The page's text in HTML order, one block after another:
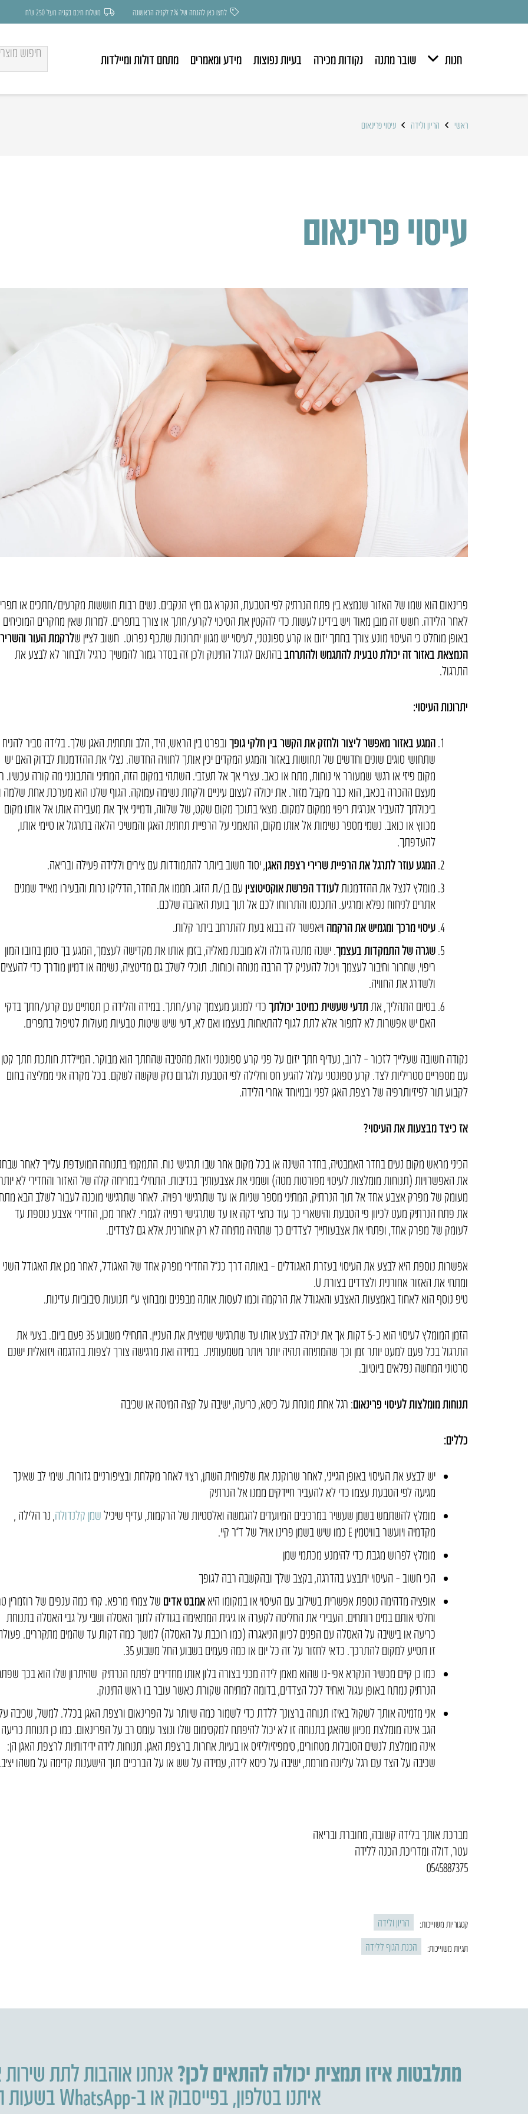
לחצו כאן להנחה של 7% לקניה הראשונה משלוח חינם בקניה מעל 250 ש״ח
חנות שובר מתנה נקודות מכירה בעיות נפוצות מידע ומאמרים מתחם דולות ומיילדות
ראשי הריון ולידה עיסוי פרינאום
עיסוי פרינאום
פרינאום הוא שמו של האזור שנמצא בין פתח הנרתיק לפי הטבעת, הנקרא גם חיץ הנקבים. נשים רבות חוששות מקרעים/חתכים או
לאחר הלידה. חשש זה מובן מאוד ויש בידינו לעשות כדי להקטין את הסיכוי לקרע/חתך או צורך בתפרים. למרות שאין מחקרים המוכיחים
באופן מוחלט כי העיסוי מונע צורך בחתך יזום או קרע ספונטני, לעיסוי יש מגוון יתרונות שתכף נפרוט. חשוב לציין שלרקמת העור
הנמצאת באזור זה יכולת טבעית להתגמש ולהתרחבבהתאם לגודל התינוק ולכן זה בסדר גמור להמשיך כרגיל ולבחור לא לבצע את
התרגול.
יתרונות העיסוי:
המגע באזור מאפשר ליצור ולחזק את הקשר בין חלקי גופךובפרט בין הראש, היד, הלב ותחתית האגן שלך. בלידה סביר להניח
שתחושי סוגים שונים וחדשים של תחושות באזור והמגע המקדים יכין אותך לחוויה החדשה. נצלי את ההזדמנות לבדוק האם יש
מקום פיזי או רגשי שמעורר אי נוחות, מתח או כאב. עצרי אך אל תעזבי. השתהי במקום הזה, המתיני והתבונני מה קורה עכשיו.
מעצם ההכרה בכאב, הוא כבר מקבל מזור. את יכולה לעצום עיניים ולקחת נשימה עמוקה. הגוף שלנו הוא מערכת אחת שלמה
ביכולתך להעביר אנרגית ריפוי ממקום למקום. מצאי בתוכך מקום שקט, של שלווה, ודמייני איך את מעבירה אותו אל אותו מקום
מכווץ או כואב. נשמי מספר נשימות אל אותו מקום, התאמני על הרפיית תחתית האגן והמשיכי הלאה בתרגול או סיימי אותו,
להעדפתך.
המגע עוזר לתרגל את הרפיית שרירי רצפת האגן , יסוד חשוב ביותר להתמודדות עם צירים וללידה פעילה ובריאה.
מומלץ לנצל את ההזדמנות לעודד הפרשת אוקסיטוצין עם בן/ת הזוג. חממו את החדר, הדליקו נרות והבעירו מאייד שמנים
אתרים לניחוח נפלא ומרגיע. התכנסו והתרווחו לכם אל תוך בועת האהבה שלכם.
עיסוי מרכך ומגמיש את הרקמה ויאפשר לה בבוא בעת להתרחב ביתר קלות.
שגרה של התמקדות בעצמך . ישנה מתנה גדולה ולא מובנת מאליה, בזמן אותו את מקדישה לעצמך, המגע בך טומן בחובו המון
ריפוי, שחרור וחיבור לעצמך ויכול להעניק לך הרבה מנוחה וכוחות. תוכלי לשלב גם מדיטציה, נשימה או דמיון מודרך כדי להעצים
ולשדרג את החוויה.
בסיום התהליך, את תדעי שעשית כמיטב יכולתךכדי למנוע מעצמך קרע/חתך. במידה והלידה כן תסתיים עם קרע/חתך בדקי
האם יש אפשרות לא לתפור אלא לתת לגוף להתאחות בעצמו ואם לא, דעי שיש שיטות טבעיות מעולות לטיפול בתפרים.
נקודה חשובה שעלייך לזכור – לרוב, נעדיף חתך יזום על פני קרע ספונטני וזאת מהסיבה שהחתך הוא מבוקר. המיילדת חותכת חתך קטן
עם מספריים סטריליות לצד. קרע ספונטני עלול להגיע חס וחלילה לפי הטבעת ולגרום נזק שקשה לשקם. בכל מקרה אני ממליצה בחום
לקבוע תור לפיזיותרפיה של רצפת האגן לפני ובמיוחד אחרי הלידה.
אז כיצד מבצעות את העיסוי?
הכיני מראש מקום נעים בחדר האמבטיה, בחדר השינה או בכל מקום אחר שבו תרגישי נוח. התמקמי בתנוחה המועדפת עלייך לאחר
את האפשרויות (תנוחות מומלצות לעיסוי מפורטות מטה) ושמני את אצבעותיך בנדיבות. התחילי במריחה קלה של האזור והחדירי לא
מעומק של מפרק אצבע אחד אל תוך הנרתיק, המתיני מספר שניות או עד שתרגישי רפויה. לאחר שתרגישי מוכנה לעבור לשלב הבא
את פתח הנרתיק מעט לכיוון פי הטבעת והישארי כך עוד כחצי דקה או עד שתרגישי רפויה לגמרי. לאחר מכן, החדירי אצבע נוספת עד
לעומק של מפרק אחד, ופתחי את אצבעותייך לצדדים כך שתהיה מתיחה לא רק אחורנית אלא גם לצדדים.
אפשרות נוספת היא לבצע את העיסוי בעזרת האגודלים – באותה דרך כנ”ל החדירי מפרק אחד של האגודל, לאחר מכן את האגודל השני
ומתחי את האזור אחורנית ולצדדים בצורת U.
טיפ נוסף הוא לאחוז באמצעות האצבע והאגודל את הרקמה וכמו לעסות אותה מבפנים ומבחוץ ע”י תנועות סיבוביות עדינות.
הזמן המומלץ לעיסוי הוא כ-5 דקות אך את יכולה לבצע אותו עד שתרגישי שמיצית את העניין. התחילי משבוע 35 פעם ביום. בצעי את
התרגול בכל פעם למעט יותר זמן וכך שהמתיחה תהיה יותר ויותר משמעותית. במידה ואת מרגישה צורך לצפות בהדגמה ויזואלית ישנם
סרטוני המחשה נפלאים ביוטיוב.
תנוחות מומלצות לעיסוי פרינאום: רגל אחת מונחת על כיסא, כריעה, ישיבה על קצה המיטה או שכיבה
כללים:
יש לבצע את העיסוי באופן הגייני, לאחר שרוקנת את שלפוחית השתן, רצוי לאחר מקלחת ובציפורניים גזורות. שימי לב שאינך
מגיעה לפי הטבעת עצמו כדי לא להעביר חיידקים ממנו אל הנרתיק
מומלץ להשתמש בשמן שעשיר במרכיבים המיועדים להגמשה ואלסטיות של הרקמות, עדיף שיכילשמן קלנדולה , נר הלילה ,
מקדמיה ויועשר בוויטמין E כמו שיש בשמן פרינו אויל של ד”ר קיי.
מומלץ לפרוש מגבת כדי להימנע מכתמי שמן
הכי חשוב – העיסוי יתבצע בהדרגה, בקצב שלך ובהקשבה רבה לגופך
אופציה מדהימה נוספת אפשרית בשילוב עם העיסוי או במקומו היאאמבט אדים של צמחי מרפא. קחי כמה ענפים של רוזמרין
וחלטי אותם במים רותחים. העבירי את החליטה לקערה או גיגית המתאימה בגודלה לתוך האסלה ושבי על גבי האסלה בתנוחת
כריעה או בישיבה על האסלה עם הפנים לכיוון הניאגרה (כמו רוכבת על האסלה) למשך כמה דקות עד שהמים מתקררים.
זו תסייע למקום להתרכך. כדאי לחזור על זה כל יום או כמה פעמים בשבוע החל משבוע 35.
כמו כן קיים מכשיר הנקרא אפי-נו שהוא מאמן לידה מכני בצורה בלון אותו מחדירים לפתח הנרתיק שהיתרון שלו הוא בכך
הנרתיק נמתח באופן עגול ואחיד לכל הצדדים, בדומה למתיחה שקורת כאשר עובר בו ראש התינוק.
אני מזמינה אותך לשקול באיזו תנוחה ברצונך ללדת כדי לשמור כמה שיותר על הפרינאום ורצפת האגן בכלל. למשל, שכיבה
הגב אינה מומלצת מכיוון שהאגן בתנוחה זו לא יכול להיפתח למקסימום שלו ונוצר עומס רב על הפרינאום. כמו כן תנוחת כריעה
אינה מומלצת לנשים הסובלות מטחורים, סימפיזיוליזיס או בעיות אחרות ברצפת האגן. תנוחות לידה ידידותיות לרצפת האגן הן:
שכיבה על הצד עם רגל עליונה מורמת, ישיבה על כיסא לידה, עמידה על שש או על הברכיים תוך הישענות קדימה על משהו
מברכת אותך בלידה קשובה, מחוברת ובריאה
עטר, דולה ומדריכת הכנה ללידה
0545887375
קטגוריות משוייכות: הריון ולידה
תגיות משוייכות: הכנת הגוף ללידה
מתלבטות איזו תמצית יכולה להתאים לכן?אנחנו אוהבות לתת
איתנו בטלפון,בפייסבוק או ב-WhatsApp בשעות הפעילות.